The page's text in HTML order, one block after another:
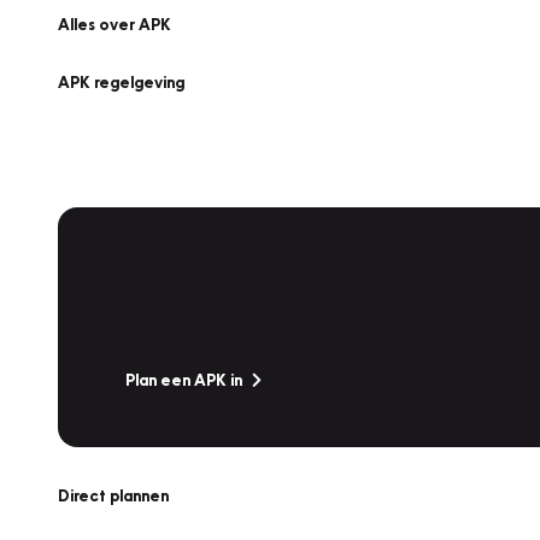
Alles over APK
APK regelgeving
Plan een APK in
Direct plannen